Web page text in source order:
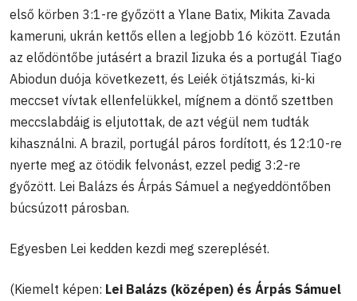
első körben 3:1-re győzött a Ylane Batix, Mikita Zavada
kameruni, ukrán kettős ellen a legjobb 16 között. Ezután
az elődöntőbe jutásért a brazil Iizuka és a portugál Tiago
Abiodun duója következett, és Leiék ötjátszmás, ki-ki
meccset vívtak ellenfelükkel, mígnem a döntő szettben
meccslabdáig is eljutottak, de azt végül nem tudták
kihasználni. A brazil, portugál páros fordított, és 12:10-re
nyerte meg az ötödik felvonást, ezzel pedig 3:2-re
győzött. Lei Balázs és Árpás Sámuel a negyeddöntőben
búcsúzott párosban.
Egyesben Lei kedden kezdi meg szereplését.
(Kiemelt képen: Lei Balázs (középen) és Árpás Sámuel